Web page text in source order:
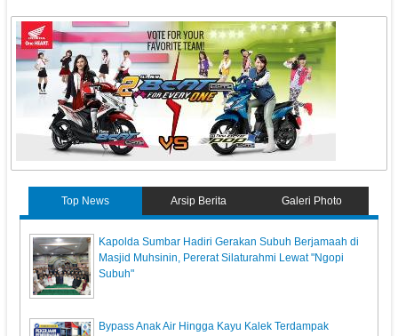
Top News Arsip Berita Galeri Photo
Kapolda Sumbar Hadiri Gerakan Subuh Berjamaah di
Masjid Muhsinin, Pererat Silaturahmi Lewat "Ngopi
Subuh"
Bypass Anak Air Hingga Kayu Kalek Terdampak